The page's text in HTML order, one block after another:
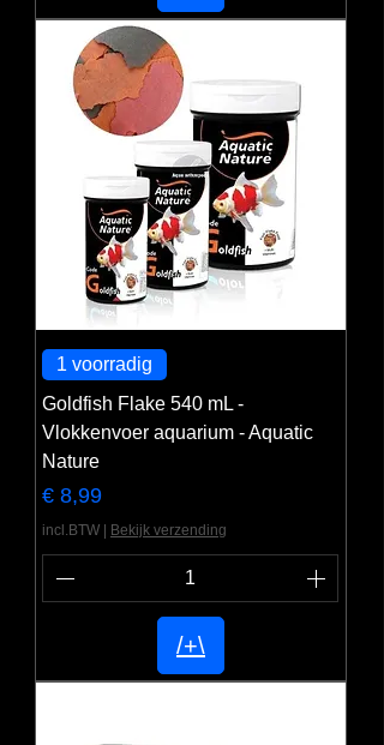
1 voorradig
Goldfish Flake 540 mL -
Vlokkenvoer aquarium - Aquatic
Nature
Prijs
€ 8,99
incl.BTW Bekijk verzending
/+\